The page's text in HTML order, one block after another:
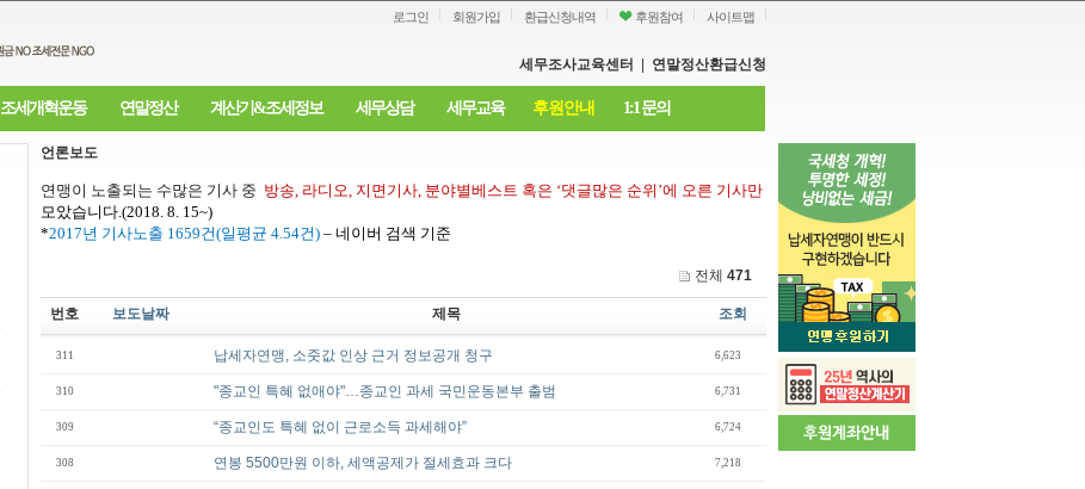
로그인 회원가입 환급신청내역 후원참여 사이트맵
세무조사교육센터 연말정산환급신청
조세개혁운동 연말정산 계산기&조세정보 세무상담 세무교육 후원안내 1:1 문의
언론보도
연맹이 노출되는 수많은 기사 중 방송, 라디오, 지면기사, 분야별베스트 혹은 ‘댓글많은 순위 ’에 오른 기사만
모았습니다.(2018. 8. 15~)
*2017년 기사노출 1659건(일평균 4.54건) – 네이버 검색 기준
전체 471
번호 보도날짜 제목 조회
311 납세자연맹, 소줏값 인상 근거 정보공개 청구 6,623
310 "종교인 특혜 없애야"…종교인 과세 국민운동본부 출범 6,731
309 “종교인도 특혜 없이 근로소득 과세해야” 6,724
308 연봉 5500만원 이하, 세액공제가 절세효과 크다 7,218